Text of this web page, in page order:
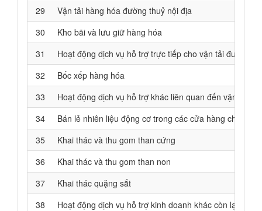
29
Vận tải hàng hóa đường thuỷ nội địa
30
Kho bãi và lưu giữ hàng hóa
31
Hoạt động dịch vụ hỗ trợ trực tiếp cho vận tải đường
32
Bốc xếp hàng hóa
33
Hoạt động dịch vụ hỗ trợ khác liên quan đến vận tải
34
Bán lẻ nhiên liệu động cơ trong các cửa hàng chuyên
35
Khai thác và thu gom than cứng
36
Khai thác và thu gom than non
37
Khai thác quặng sắt
38
Hoạt động dịch vụ hỗ trợ kinh doanh khác còn lại